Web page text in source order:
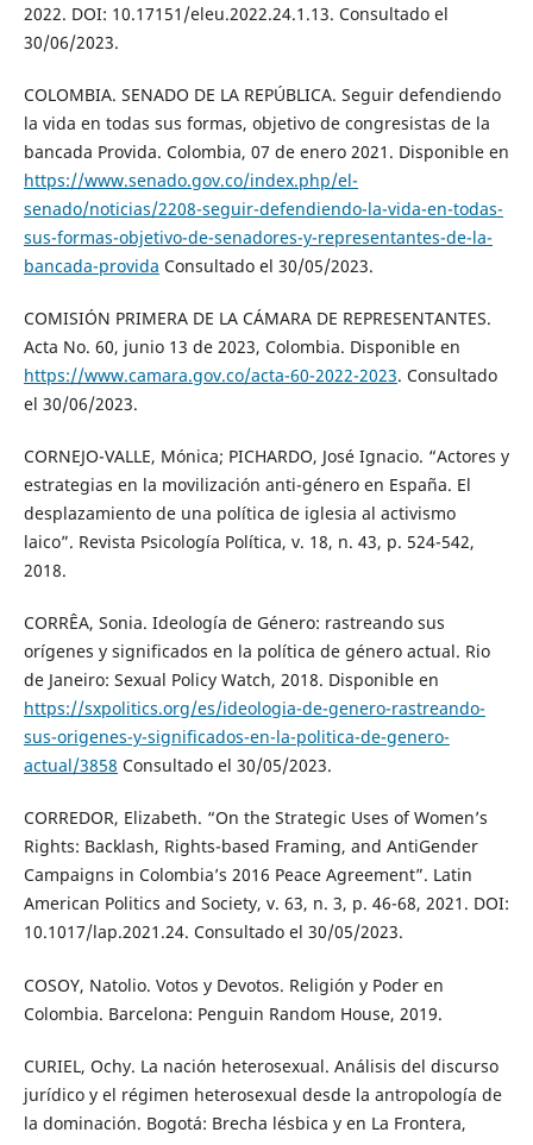
2022. DOI: 10.17151/eleu.2022.24.1.13. Consultado el
30/06/2023.
COLOMBIA. SENADO DE LA REPÚBLICA. Seguir defendiendo
la vida en todas sus formas, objetivo de congresistas de la
bancada Provida. Colombia, 07 de enero 2021. Disponible en
https://www.senado.gov.co/index.php/el-
senado/noticias/2208-seguir-defendiendo-la-vida-en-todas-
sus-formas-objetivo-de-senadores-y-representantes-de-la-
bancada-provida Consultado el 30/05/2023.
COMISIÓN PRIMERA DE LA CÁMARA DE REPRESENTANTES.
Acta No. 60, junio 13 de 2023, Colombia. Disponible en
https://www.camara.gov.co/acta-60-2022-2023. Consultado
el 30/06/2023.
CORNEJO-VALLE, Mónica; PICHARDO, José Ignacio. “Actores y
estrategias en la movilización anti-género en España. El
desplazamiento de una política de iglesia al activismo
laico”. Revista Psicología Política, v. 18, n. 43, p. 524-542,
2018.
CORRÊA, Sonia. Ideología de Género: rastreando sus
orígenes y significados en la política de género actual. Rio
de Janeiro: Sexual Policy Watch, 2018. Disponible en
https://sxpolitics.org/es/ideologia-de-genero-rastreando-
sus-origenes-y-significados-en-la-politica-de-genero-
actual/3858 Consultado el 30/05/2023.
CORREDOR, Elizabeth. “On the Strategic Uses of Women’s
Rights: Backlash, Rights-based Framing, and AntiGender
Campaigns in Colombia’s 2016 Peace Agreement”. Latin
American Politics and Society, v. 63, n. 3, p. 46-68, 2021. DOI:
10.1017/lap.2021.24. Consultado el 30/05/2023.
COSOY, Natolio. Votos y Devotos. Religión y Poder en
Colombia. Barcelona: Penguin Random House, 2019.
CURIEL, Ochy. La nación heterosexual. Análisis del discurso
jurídico y el régimen heterosexual desde la antropología de
la dominación. Bogotá: Brecha lésbica y en La Frontera,